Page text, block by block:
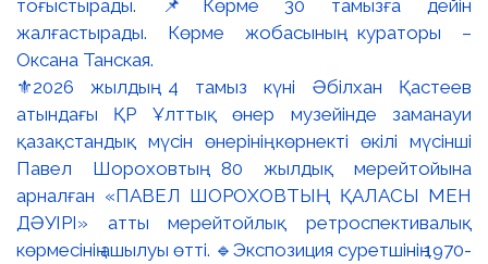
⚜️2026 жылдың 4 тамыз күні Әбілхан Қастеев
атындағы ҚР Ұлттық өнер музейінде заманауи
қазақстандық мүсін өнерінің көрнекті өкілі мүсінші
Павел Шороховтың 80 жылдық мерейтойына
арналған «ПАВЕЛ ШОРОХОВТЫҢ ҚАЛАСЫ МЕН
ДӘУІРІ» атты мерейтойлық ретроспективалық
көрмесінің ашылуы өтті. 🔹Экспозиция суретшінің 1970-